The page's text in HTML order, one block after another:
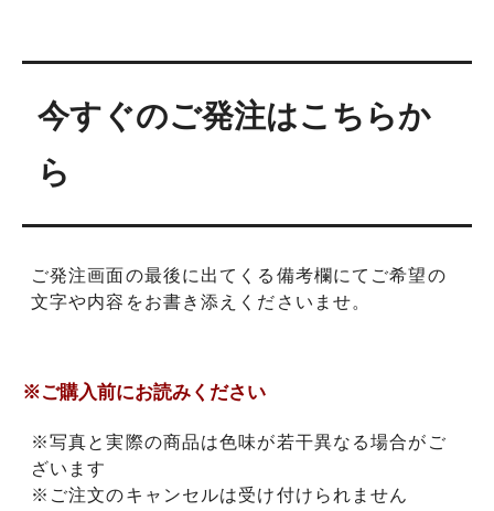
今すぐのご発注はこちらか
ら
ご発注画面の最後に出てくる備考欄にてご希望の
文字や内容をお書き添えくださいませ。
※ご購入前にお読みください
※写真と実際の商品は色味が若干異なる場合がご
ざいます
※ご注文のキャンセルは受け付けられません